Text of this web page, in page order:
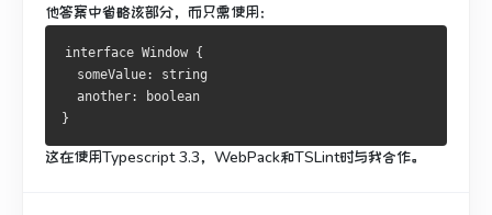
他答案中省略该部分，而只需使用：
interface Window {
  someValue
:
string
  another
:
}
这在使用Typescript 3.3，WebPack和TSLint时与我合作。